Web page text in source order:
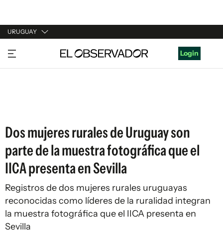
URUGUAY
URUGUAY
ARGENTINA
Login
Dos mujeres rurales de Uruguay son
parte de la muestra fotográfica que el
IICA presenta en Sevilla
Registros de dos mujeres rurales uruguayas
reconocidas como líderes de la ruralidad integran
la muestra fotográfica que el IICA presenta en
Sevilla